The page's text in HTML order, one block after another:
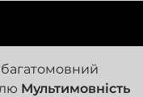
Мультимовність